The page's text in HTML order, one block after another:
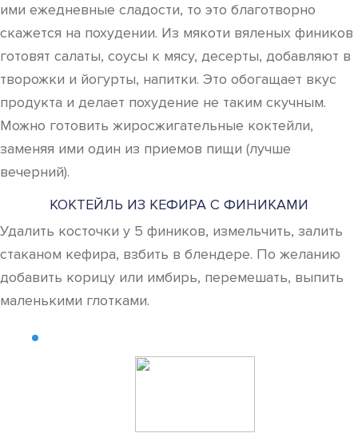
ими ежедневные сладости, то это благотворно
скажется на похудении. Из мякоти вяленых фиников
готовят салаты, соусы к мясу, десерты, добавляют в
творожки и йогурты, напитки. Это обогащает вкус
продукта и делает похудение не таким скучным.
Можно готовить жиросжигательные коктейли,
заменяя ими один из приемов пищи (лучше
вечерний).
КОКТЕЙЛЬ ИЗ КЕФИРА С ФИНИКАМИ
Удалить косточки у 5 фиников, измельчить, залить
стаканом кефира, взбить в блендере. По желанию
добавить корицу или имбирь, перемешать, выпить
маленькими глотками.